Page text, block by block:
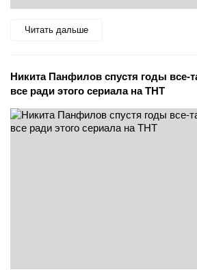
Читать дальше
Никита Панфилов спустя годы все-
все ради этого сериала на ТНТ